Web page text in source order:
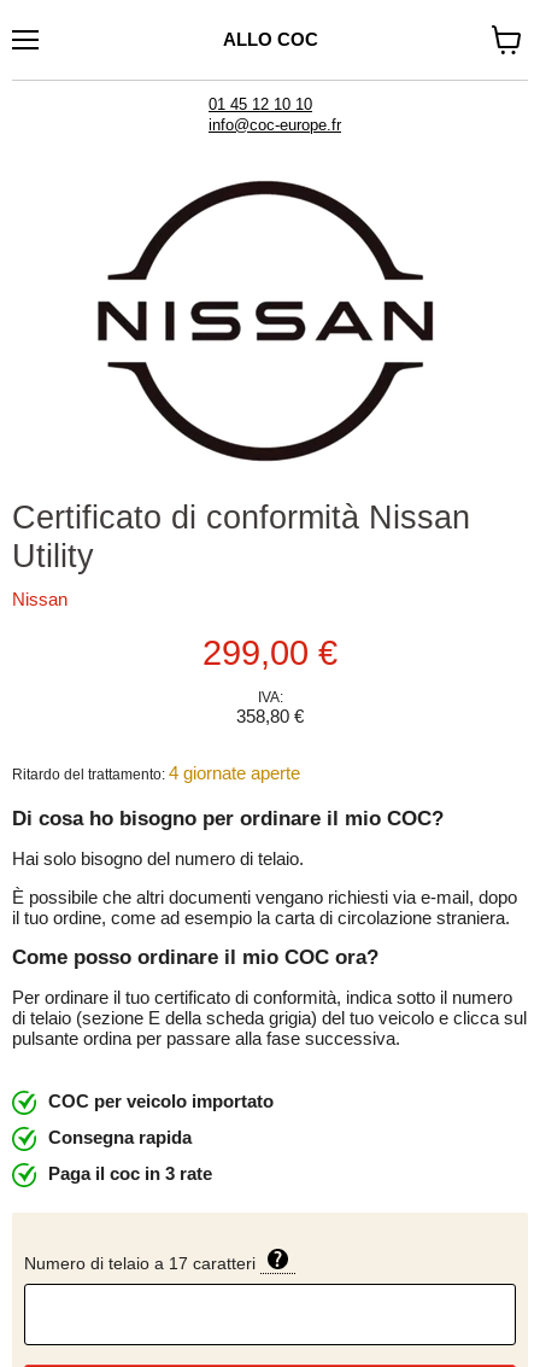
ALLO COC
01 45 12 10 10
info@coc-europe.fr
il
Certificato di conformità Nissan
Utility
Nissan
Prezzo attuale
299,00 €
IVA:
358,80 €
Ritardo del trattamento: 4 giornate aperte
Di cosa ho bisogno per ordinare il mio COC?
Hai solo bisogno del numero di telaio.
È possibile che altri documenti vengano richiesti via e-mail, dopo
il tuo ordine, come ad esempio la carta di circolazione straniera.
Come posso ordinare il mio COC ora?
Per ordinare il tuo certificato di conformità, indica sotto il numero
di telaio (sezione E della scheda grigia) del tuo veicolo e clicca sul
pulsante ordina per passare alla fase successiva.
COC per veicolo importato
Consegna rapida
Paga il coc in 3 rate
Numero di telaio a 17 caratteri